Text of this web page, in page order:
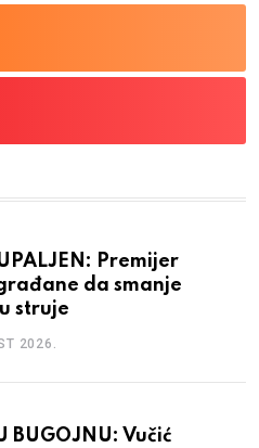
Premijer
da smanje
struje
2026.
BUGOJNU: Vučić